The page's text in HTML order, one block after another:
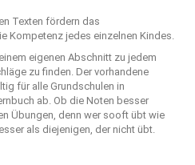
Texten fördern das
Kompetenz jedes einzelnen Kindes.
eigenen Abschnitt zu jedem
zu finden. Der vorhandene
für alle Grundschulen in
ab. Ob die Noten besser
Übungen, denn wer sooft übt wie
als diejenigen, der nicht übt.